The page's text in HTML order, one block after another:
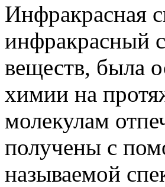
Инфракрасная
инфракрасный
веществ, была
химии на
молекулам
получены с
называемой